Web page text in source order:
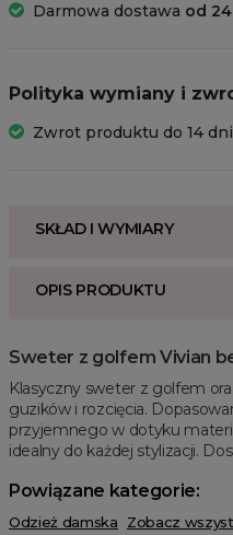
Darmowa dostawa od
Polityka wymiany i
Zwrot produktu do 14
SKŁAD I WYMIARY
OPIS PRODUKTU
Sweter z golfem Vivian
Klasyczny sweter z golfem
guzików i rozcięcia.
przyjemnego w dotyku
idealny do każdej stylizacji.
Powiązane kategorie:
Odzież damska
Zobacz